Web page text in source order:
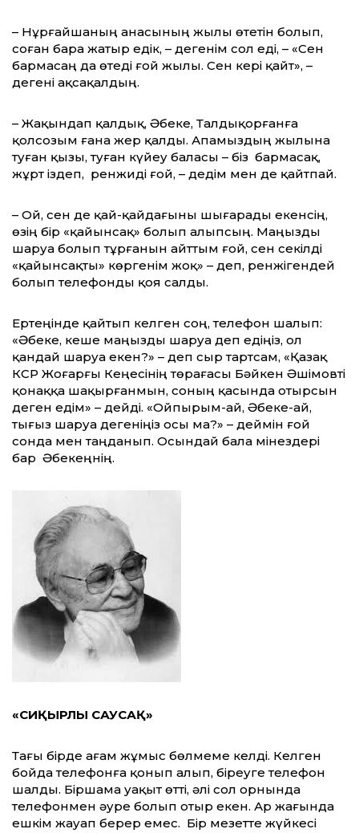
– Нұрғайшаның анасының жылы өтетін болып,
соған бара жатыр едік, – дегенім сол еді, – «Сен
бармасаң да өтеді ғой жылы. Сен кері қайт», –
дегені ақсақалдың.
– Жақындап қалдық, Әбеке, Талдықор­ғанға
қолсозым ғана жер қалды. Апамыздың жылына
туған қызы, туған күйеу баласы – біз бармасақ,
жұрт іздеп, ренжиді ғой, – дедім мен де қайтпай.
– Ой, сен де қай-қайдағыны шығарады екенсің,
өзің бір «қайынсақ» болып алып­сың. Маңызды
шаруа болып тұрғанын айт­тым ғой, сен секілді
«қайынсақты» көргенім жоқ» – деп, ренжігендей
болып телефонды қоя салды.
Ертеңінде қайтып келген соң, телефон шалып:
«Әбеке, кеше маңызды шаруа деп едіңіз, ол
қандай шаруа екен?» – деп сыр тартсам, «Қазақ
КСР Жоғарғы Кеңесінің төрағасы Бәйкен Әшімовті
қонаққа шақырғанмын, соның қасында отырсын
деген едім» – дейді. «Ойпырым-ай, Әбеке-ай,
тығыз шаруа дегеніңіз осы ма?» – деймін ғой
сонда мен таңданып. Осындай бала мінездері
бар Әбекеңнің.
«СИҚЫРЛЫ САУСАҚ»
Тағы бірде ағам жұмыс бөлмеме келді. Келген
бойда телефонға қонып алып, біреуге телефон
шалды. Біршама уақыт өтті, әлі сол орнында
телефонмен әуре болып отыр екен. Ар жағында
ешкім жауап берер емес. Бір мезетте жүйкесі